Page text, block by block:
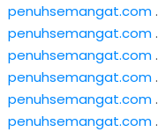
penuhsemangat.com.
penuhsemangat.com.
penuhsemangat.com.
penuhsemangat.com.
penuhsemangat.com.
penuhsemangat.com.